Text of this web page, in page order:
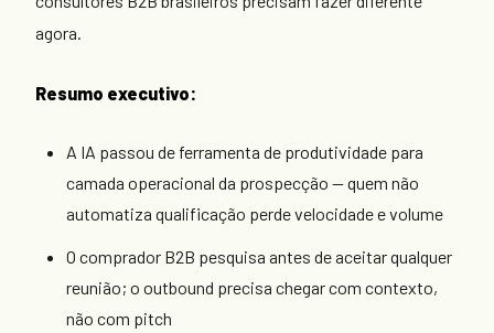
agora.
Resumo executivo:
A IA passou de ferramenta de produtividade para
camada operacional da prospecção — quem não
automatiza qualificação perde velocidade e volume
O comprador B2B pesquisa antes de aceitar qualquer
reunião; o outbound precisa chegar com contexto,
não com pitch